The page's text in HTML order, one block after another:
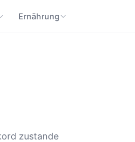
Ernährung
zustande